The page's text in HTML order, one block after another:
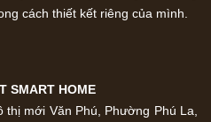
cách thiết kết riêng của mình.
SMART HOME
mới Văn Phú, Phường Phú La,